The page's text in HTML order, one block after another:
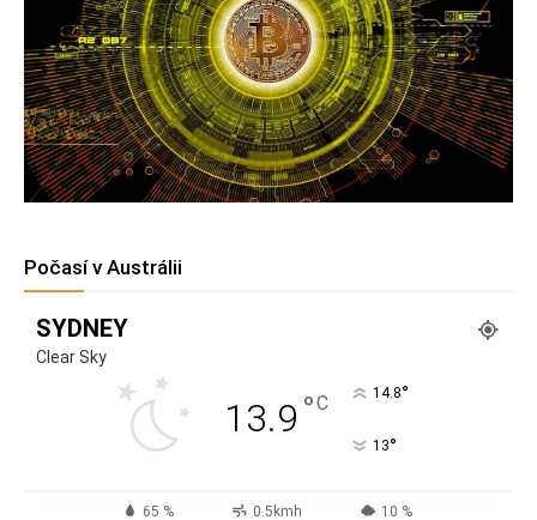
Počasí v Austrálii
SYDNEY
Clear Sky
13.9 °C 14.8°
13°
65 % 0.5kmh 10 %